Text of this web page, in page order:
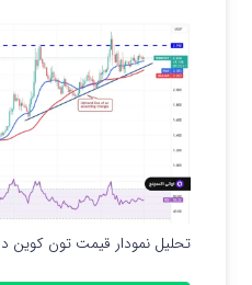
تحلیل نمودار قیمت تون کوین در